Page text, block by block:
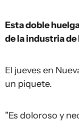
Esta doble
de la industria
El jueves en
un piquete.
"Es doloroso y